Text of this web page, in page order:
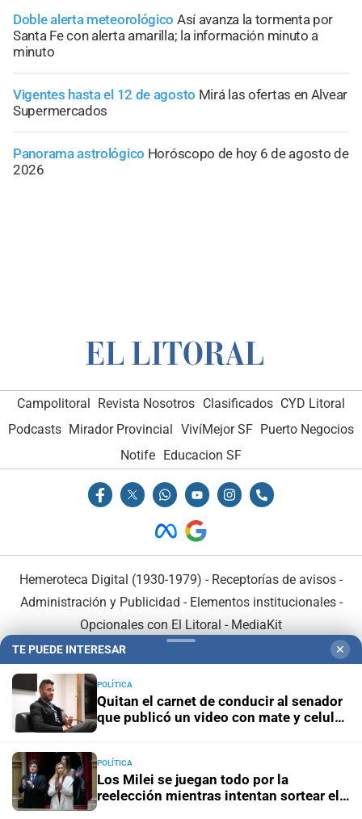
Doble alerta meteorológico Así avanza la tormenta por
Santa Fe con alerta amarilla; la información minuto a
minuto
Vigentes hasta el 12 de agosto Mirá las ofertas en Alvear
Supermercados
Panorama astrológico Horóscopo de hoy 6 de agosto de
2026
Campolitoral Revista Nosotros Clasificados CYD Litoral
Podcasts Mirador Provincial VivíMejor SF Puerto Negocios
Notife
Educacion SF
Hemeroteca Digital (1930-1979) - Receptorías de avisos -
Administración y Publicidad - Elementos institucionales-
Opcionales con El Litoral - MediaKit
En Asociación con:
TE PUEDE INTERESAR ✕
POLÍTICA
Quitan el carnet de conducir al senador
que publicó un video con mate y celular
POLÍTICA
Los Milei se juegan todo por la
reelección mientras intentan sortear el